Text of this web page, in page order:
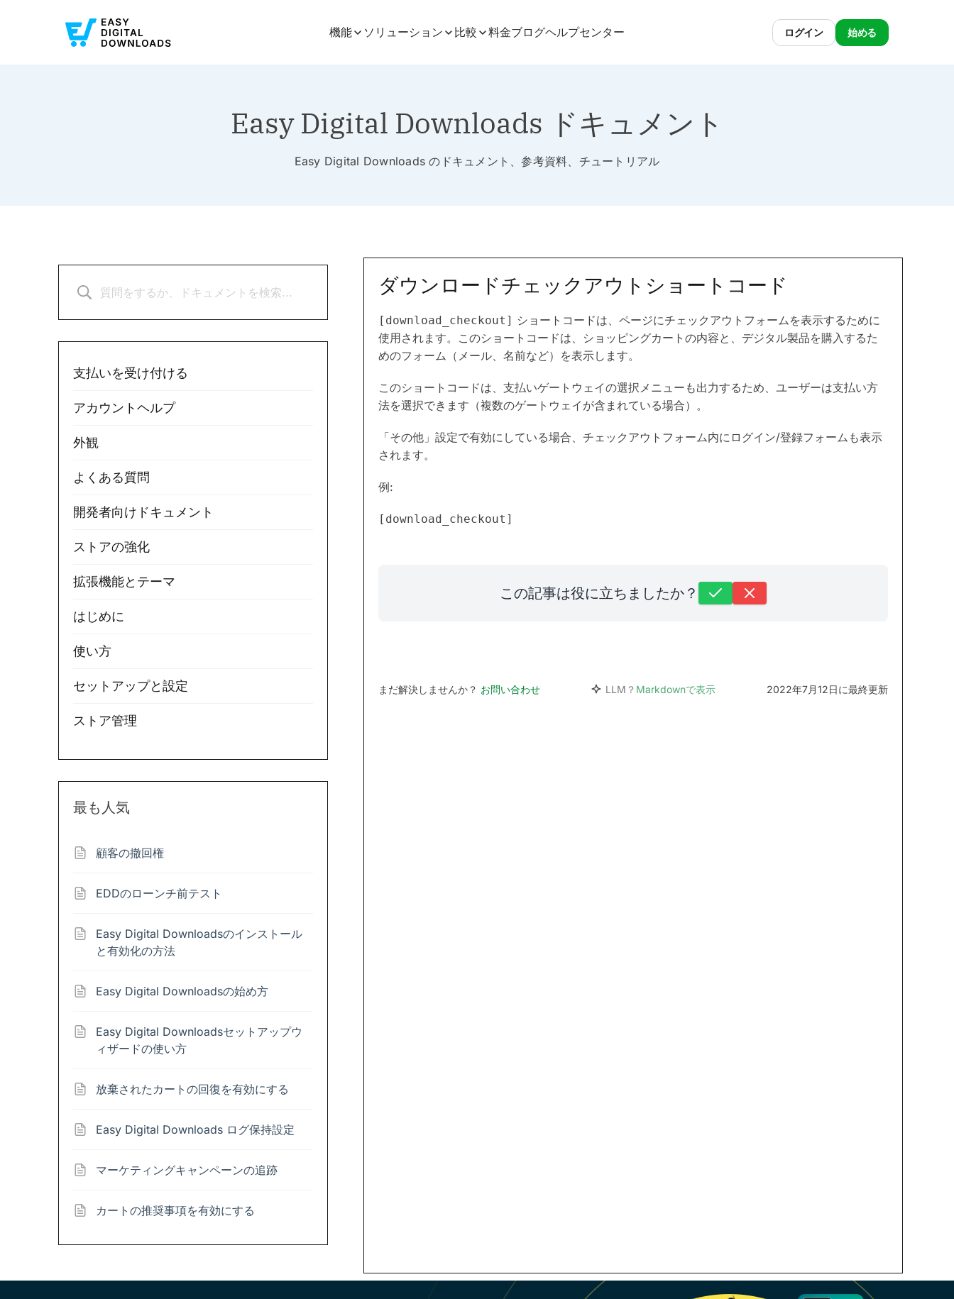
機能 ソリューション 比較 料金ブログヘルプセンター ログイン 始める
Easy Digital Downloads ドキュメント
Easy Digital Downloads のドキュメント、参考資料、チュートリアル
支払いを受け付ける
アカウントヘルプ
外観
よくある質問
開発者向けドキュメント
ストアの強化
拡張機能とテーマ
はじめに
使い方
セットアップと設定
ストア管理
最も人気
顧客の撤回権
EDDのローンチ前テスト
Easy Digital Downloadsのインストール
と有効化の方法
Easy Digital Downloadsの始め方
Easy Digital Downloadsセットアップウ
ィザードの使い方
放棄されたカートの回復を有効にする
Easy Digital Downloads ログ保持設定
マーケティングキャンペーンの追跡
カートの推奨事項を有効にする
ダウンロードチェックアウトショートコード
[download_checkout] ショートコードは、ページにチェックアウトフォームを表示するために
使用されます。このショートコードは、ショッピングカートの内容と、デジタル製品を購入するた
めのフォーム（メール、名前など）を表示します。
このショートコードは、支払いゲートウェイの選択メニューも出力するため、ユーザーは支払い方
法を選択できます（複数のゲートウェイが含まれている場合）。
「その他」設定で有効にしている場合、チェックアウトフォーム内にログイン/登録フォームも表示
されます。
例:
[download_checkout]
この記事は役に立ちましたか？
まだ解決しませんか？ お問い合わせ LLM？ Markdownで表示 2022年7月12日に最終更新